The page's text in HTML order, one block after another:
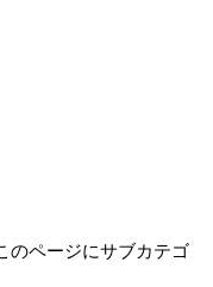
のページにサブカテゴ